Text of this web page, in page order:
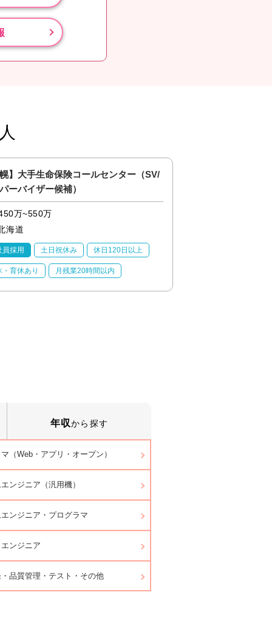
】大手生命保険コールセンター（SV/
ーバイザー候補）
万~550万
海道
員採用 土日祝休み 休日120日以上
・育休あり 月残業20時間以内
年収から探す
（Web・アプリ・オープン）
ンジニア（汎用機）
ンジニア・プログラマ
ンジニア
品質管理・テスト・その他